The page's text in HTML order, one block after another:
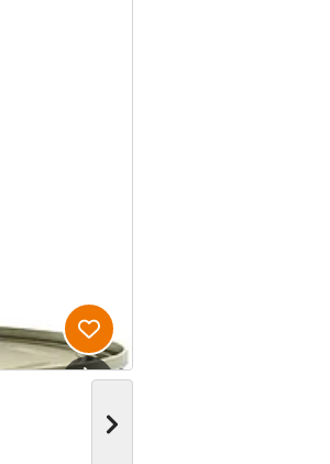
Nächstes Bild anzeigen
Produkt zur Wunschliste